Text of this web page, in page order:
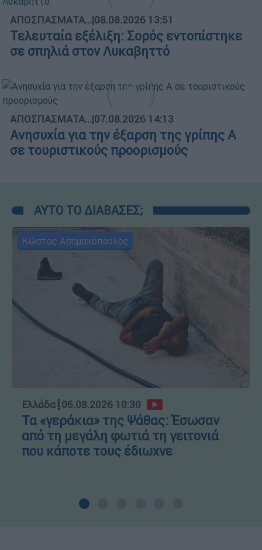
ΑΠΟΣΠΑΣΜΑΤΑ...|08.08.2026 13:51
Τελευταία εξέλιξη: Σορός εντοπίστηκε
σε σπηλιά στον Λυκαβηττό
ΑΠΟΣΠΑΣΜΑΤΑ...|07.08.2026 14:13
Ανησυχία για την έξαρση της γρίπης Α
σε τουριστικούς προορισμούς
ΑΥΤΟ ΤΟ ΔΙΑΒΑΣΕΣ;
Κώστας Ασημακόπουλος
Ελλάδα┋06.08.2026 10:30
Τα «γεράκια» της Ψάθας: Έσωσαν
από τη μεγάλη φωτιά τη γειτονιά
που κάποτε τους έδιωχνε